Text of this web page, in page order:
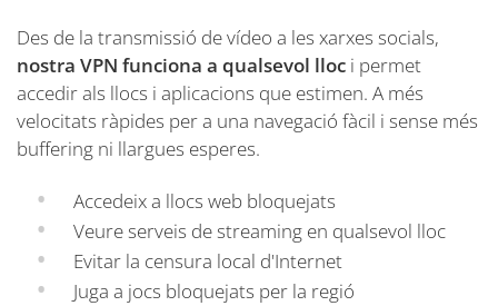
Des de la transmissió de vídeo a les xarxes socials,
nostra VPN funciona a qualsevol lloc i permet
accedir als llocs i aplicacions que estimen. A més
velocitats ràpides per a una navegació fàcil i sense més
buffering ni llargues esperes.
Accedeix a llocs web bloquejats
Veure serveis de streaming en qualsevol lloc
Evitar la censura local d'Internet
Juga a jocs bloquejats per la regió